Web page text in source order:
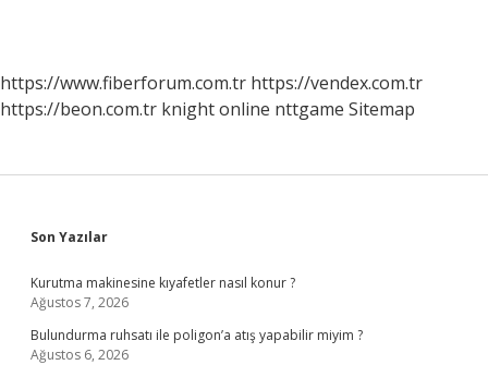
https://www.fiberforum.com.tr https://vendex.com.tr
https://beon.com.tr knight online nttgame Sitemap
Sidebar
Son Yazılar
Kurutma makinesine kıyafetler nasıl konur ?
Ağustos 7, 2026
Bulundurma ruhsatı ile poligon’a atış yapabilir miyim ?
Ağustos 6, 2026